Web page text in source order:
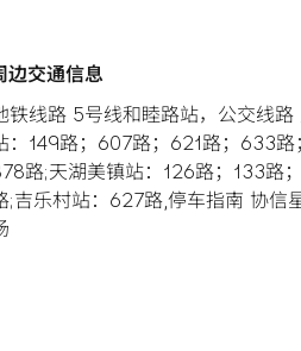
边交通信息
铁线路 5号线和睦路站，公交线路
：149路；607路；621路；633路
路;天湖美镇站：126路；133路
;吉乐村站：627路,停车指南 协信